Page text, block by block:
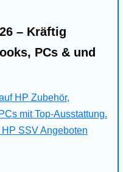
– Kräftig
PCs & und
HP Zubehör,
mit Top-Ausstattung.
SSV Angeboten